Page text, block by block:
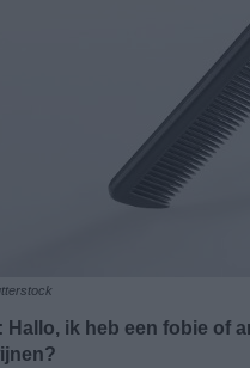
Hallo, ik heb een fobie of